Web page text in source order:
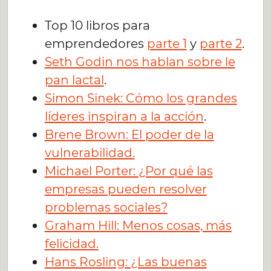
Top 10 libros para
emprendedores parte 1 y parte 2.
Seth Godin nos hablan sobre le
pan lactal.
Simon Sinek: Cómo los grandes
líderes inspiran a la acción.
Brene Brown: El poder de la
vulnerabilidad.
Michael Porter: ¿Por qué las
empresas pueden resolver
problemas sociales?
Graham Hill: Menos cosas, más
felicidad.
Hans Rosling: ¿Las buenas